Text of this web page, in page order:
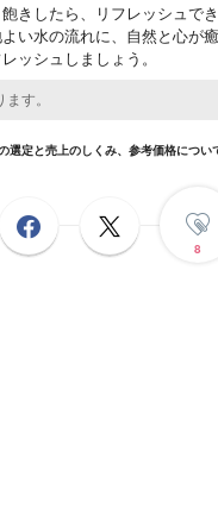
きしたら、リフレッシュで
い水の流れに、自然と心が
ッシュしましょう。
選定と売上のしくみ、参考価格につい
8